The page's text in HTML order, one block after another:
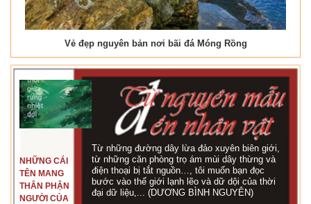
Vẻ đẹp nguyên bản nơi bãi đá Móng Rồng
NHỮNG CÁI
TÊN MANG
THÂN PHẬN
NGƯỜI CỦA
Từ những đường dây lừa đảo xuyên biên giới,
từ những căn phòng trọ ám mùi dây thừng và
điện thoại bị tắt nguồn…, tôi muốn bạn đọc
bước vào thế giới lạnh lẽo và dữ dội của thời
đại dữ liệu,... (DƯƠNG BÌNH NGUYÊN)